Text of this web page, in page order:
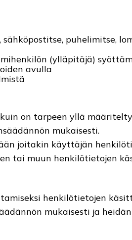
puhelimitse,
(ylläpitäjä)
avulla
on tarpeen yllä
mukaisesti.
joitakin käyttäjän
tai muun henkilötietojen
henkilötietojen
mukaisesti ja